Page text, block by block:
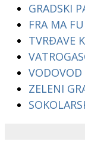
GRADSKI
FRA MA FU
TVRĐAVE
VODOVOD
ZELENI